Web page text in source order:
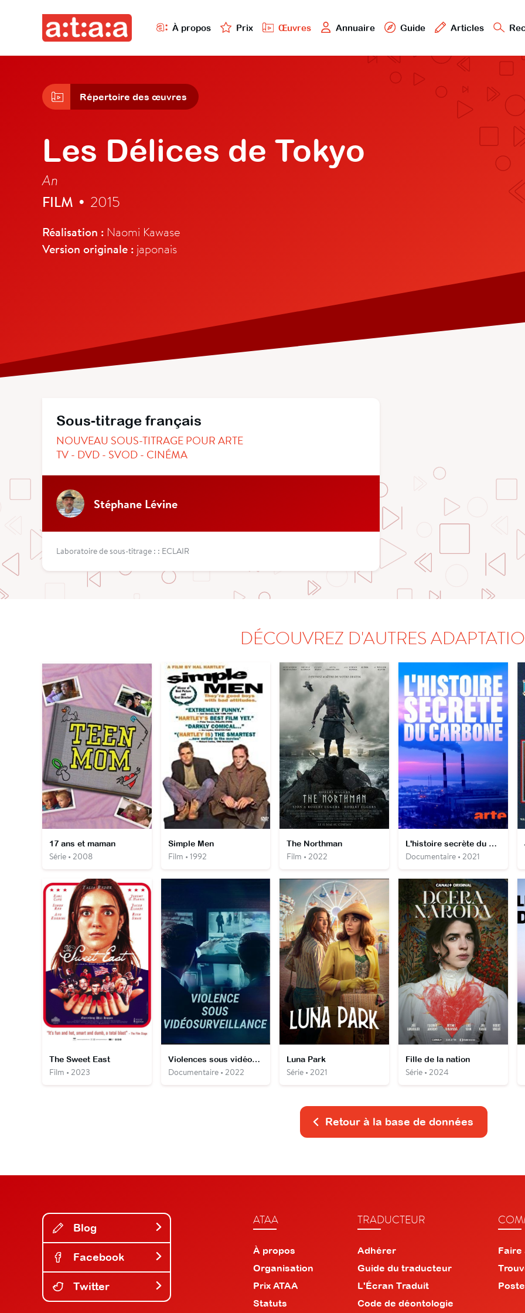
À propos Prix Œuvres Annuaire Guide Articles
Répertoire des œuvres
Les Délices de Tokyo
An
FILM • 2015
Réalisation : Naomi Kawase
Version originale : japonais
Sous-titrage français
NOUVEAU SOUS-TITRAGE POUR ARTE
TV - DVD - SVOD - CINÉMA
Stéphane Lévine
Laboratoire de sous-titrage : : ECLAIR
DÉCOUVREZ D'AUTRES
17 ans et maman
Série • 2008
Simple Men
Film • 1992
The Northman
Film • 2022
L'histoire secrète du carbone
Documentaire • 2021
The Sweet East
Film • 2023
Violences sous vidéosurveillance
Documentaire • 2022
Luna Park
Série • 2021
Fille de la nation
Série • 2024
Retour à la base de données
Blog
Facebook
Twitter
ATAA
À propos
Organisation
Prix ATAA
Statuts
TRADUCTEUR
Adhérer
Guide du traducteur
L'Écran Traduit
Code de déontologie